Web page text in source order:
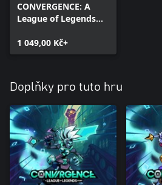
CONVERGENCE: A
League of Legends
1 049,00 Kč+
Doplňky pro tuto hru